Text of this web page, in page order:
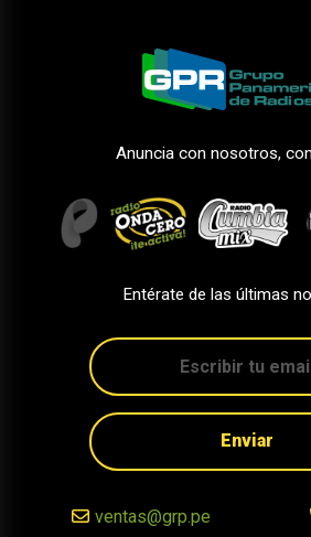
Anuncia con nosotros,
Entérate de las últimas
Enviar
ventas@grp.pe